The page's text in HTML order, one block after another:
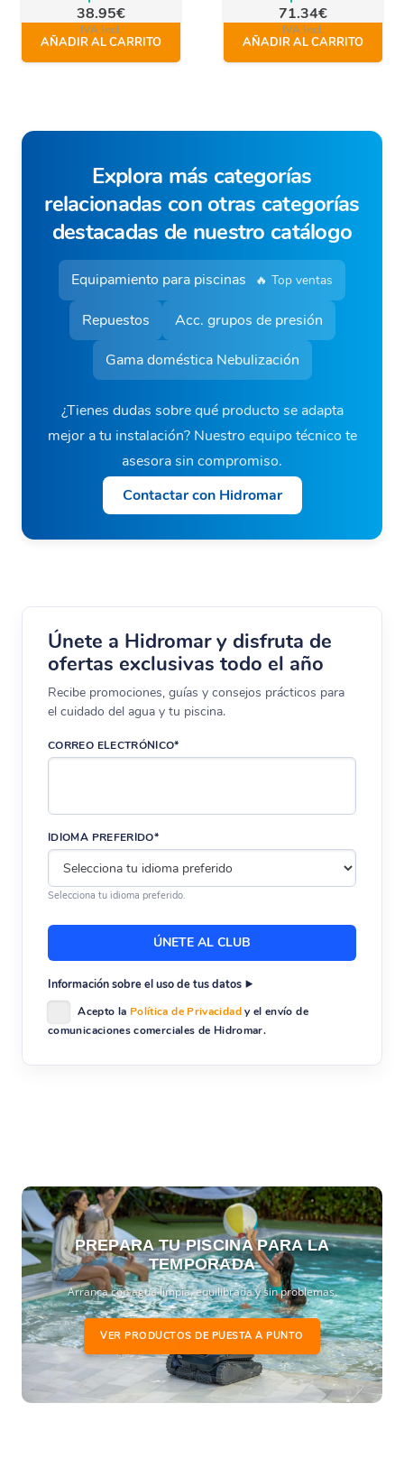
38.95€
IVA Incl.
AÑADIR AL CARRITO
71.34€
IVA Incl.
AÑADIR AL CARRITO
Explora más categorías
relacionadas con otras categorías
destacadas de nuestro catálogo
Equipamiento para piscinas 🔥 Top ventas
Repuestos
Acc. grupos de presión
Gama doméstica Nebulización
¿Tienes dudas sobre qué producto se adapta
mejor a tu instalación? Nuestro equipo técnico te
asesora sin compromiso.
Contactar con Hidromar
Únete a Hidromar y disfruta de
ofertas exclusivas todo el año
Recibe promociones, guías y consejos prácticos para
el cuidado del agua y tu piscina.
CORREO ELECTRÓNICO*
IDIOMA PREFERIDO*
Selecciona tu idioma preferido.
Información sobre el uso de tus datos
Acepto la Política de Privacidady el envío de
comunicaciones comerciales de Hidromar.
PREPARA TU PISCINA PARA LA
TEMPORADA
Arranca con agua limpia, equilibrada y sin problemas.
VER PRODUCTOS DE PUESTA A PUNTO